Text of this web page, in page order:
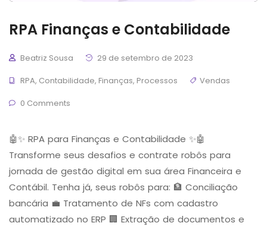
RPA Finanças e Contabilidade
Beatriz Sousa
29 de setembro de 2023
RPA, Contabilidade, Finanças, Processos
Vendas
0 Comments
🤖✨ RPA para Finanças e Contabilidade ✨🤖
Transforme seus desafios e contrate robôs para
jornada de gestão digital em sua área Financeira e
Contábil. Tenha já, seus robôs para: 🏦 Conciliação
bancária 💼 Tratamento de NFs com cadastro
automatizado no ERP 🏢 Extração de documentos e